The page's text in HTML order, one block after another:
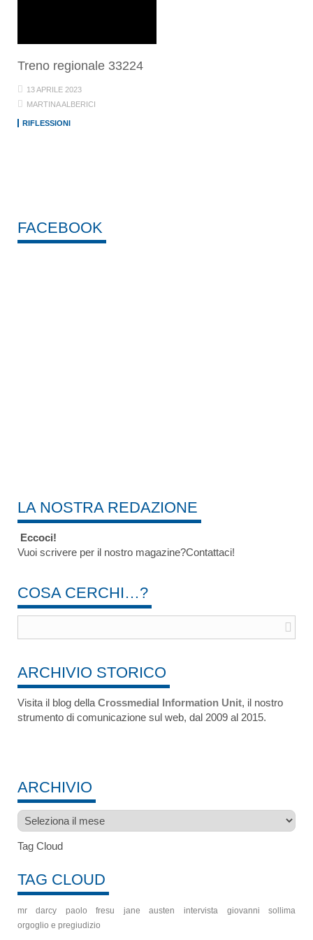
Treno regionale 33224
13 APRILE 2023
MARTINA ALBERICI
RIFLESSIONI
FACEBOOK
LA NOSTRA REDAZIONE
Eccoci!
Vuoi scrivere per il nostro magazine?Contattaci!
COSA CERCHI…?
ARCHIVIO STORICO
Visita il blog della Crossmedial Information Unit, il nostro
strumento di comunicazione sul web, dal 2009 al 2015.
ARCHIVIO
Archivio
Tag Cloud
TAG CLOUD
mr darcy paolo fresu jane austen intervista
giovanni sollima
orgoglio e pregiudizio